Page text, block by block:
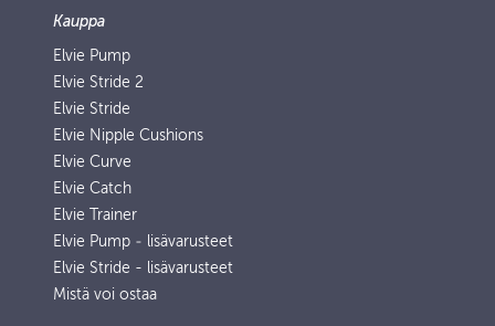
Kauppa
Elvie Pump
Elvie Stride 2
Elvie Stride
Elvie Nipple Cushions
Elvie Curve
Elvie Catch
Elvie Trainer
Elvie Pump ‑ lisävarusteet
Elvie Stride - lisävarusteet
Mistä voi ostaa